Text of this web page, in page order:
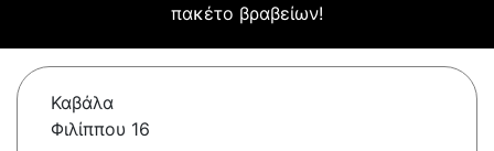
πακέτο βραβείων!
Καβάλα
Φιλίππου 16